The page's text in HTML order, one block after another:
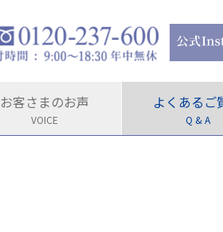
お客さまのお声
VOICE
よくあるご
Q & A